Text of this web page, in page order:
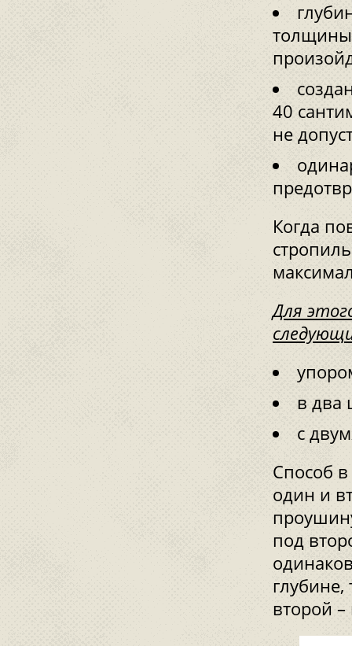
толщины
40
не
Когда
Для
в два
с
Способ
один и
под
второй